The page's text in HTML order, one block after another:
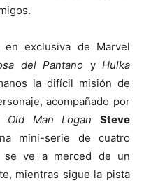
en exclusiva de Marvel
del Pantano yHulka
la difícil misión de
acompañado por
Old Man Logan
Steve
mini-serie de cuatro
se ve a merced de un
mientras sigue la pista